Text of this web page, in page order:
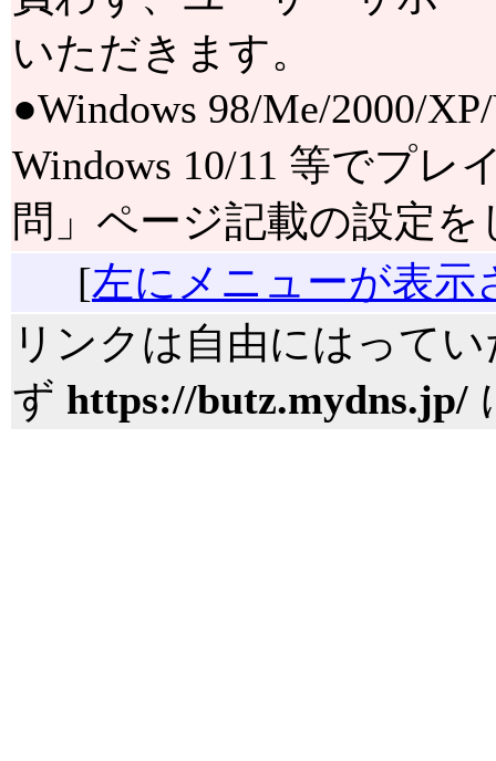
いただきます。
●Windows 98/Me/2000/
Windows 10/11 等でプレ
問」ページ記載の設定
[左にメニューが表
リンクは自由にはって
ず https://butz.mydns.jp/